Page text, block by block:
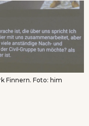
Finnern. Foto: him